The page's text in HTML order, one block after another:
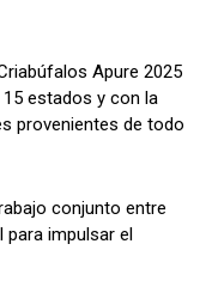
Apure 2025
estados y con la
provenientes de todo
conjunto entre
para impulsar el